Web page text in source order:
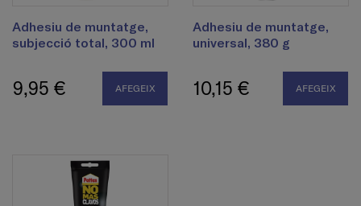
Adhesiu de muntatge,
subjecció total, 300 ml
9,95 € AFEGEIX
Adhesiu de muntatge,
universal, 380 g
10,15 € AFEGEIX